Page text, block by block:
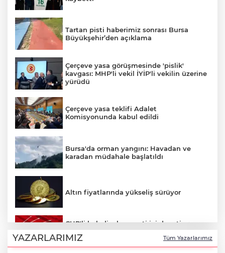
Tartan pisti haberimiz sonrası Bursa
Büyükşehir’den açıklama
Çerçeve yasa görüşmesinde 'pislik'
kavgası: MHP'li vekil İYİP'li vekilin üzerine
yürüdü
Çerçeve yasa teklifi Adalet
Komisyonunda kabul edildi
Bursa'da orman yangını: Havadan ve
karadan müdahale başlatıldı
Altın fiyatlarında yükseliş sürüyor
CHP'li belediyelere parti içi denetim:
Hakkında soruşturma olmayanlar da
incelenecek
YAZARLARIMIZ Tüm Yazarlarımız